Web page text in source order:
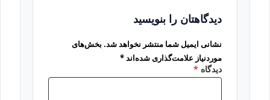
دیدگاهتان را بنویسید
نشانی ایمیل شما منتشر نخواهد شد. بخش‌های
موردنیاز علامت‌گذاری شده‌اند*
دیدگاه *